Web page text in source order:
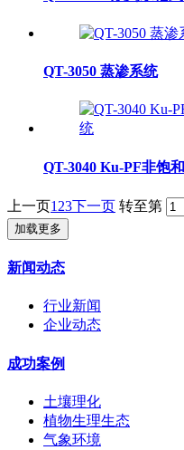
QT-3050 蒸渗系统
QT-3040 Ku-PF非饱
上一页1 23下一页 转至第
加载更多
新闻动态
行业新闻
企业动态
成功案例
土壤理化
植物生理生态
气象环境